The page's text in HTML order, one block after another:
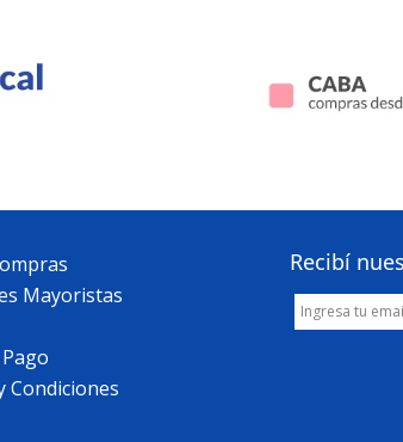
Mayoristas
Condiciones
Recibí